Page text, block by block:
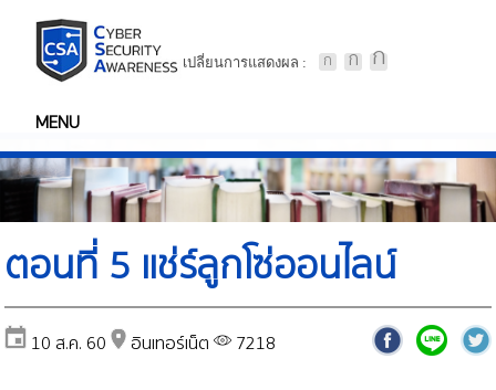
เปลี่ยนการแสดงผล :
MENU
ตอนที่ 5 แช่ร์ลูกโซ่ออนไลน์
10 ส.ค. 60 อินเทอร์เน็ต 7218